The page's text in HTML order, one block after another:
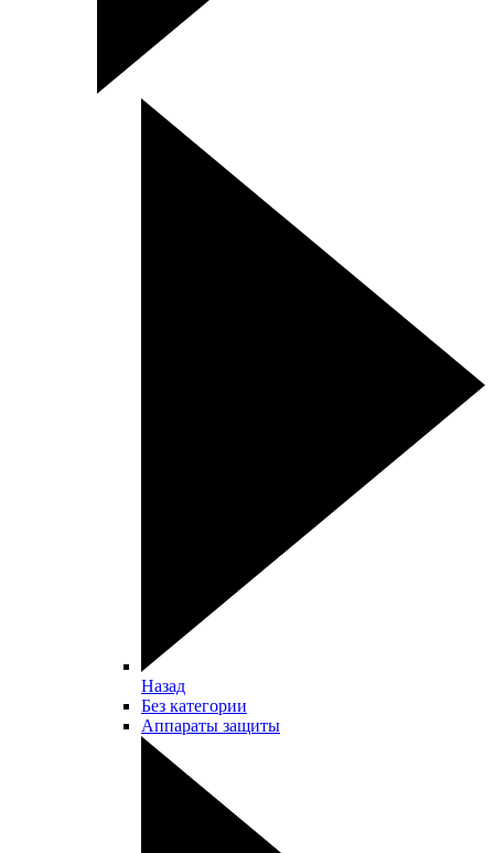
Назад
Без категории
Аппараты защиты